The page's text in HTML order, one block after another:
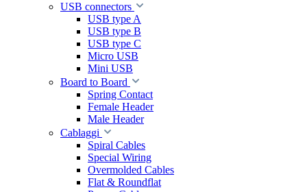
USB connectors
USB type A
USB type B
USB type C
Micro USB
Mini USB
Board to Board
Spring Contact
Female Header
Male Header
Cablaggi
Spiral Cables
Special Wiring
Overmolded Cables
Flat & Roundflat